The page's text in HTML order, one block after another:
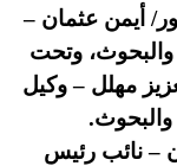
أيمن عثمان –
والبحوث، وتحت
مهلل – وكيل
والبحوث.
– نائب رئيس